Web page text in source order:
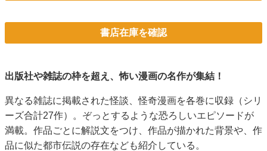
書店在庫を確認
出版社や雑誌の枠を超え、怖い漫画の名作が集結！
異なる雑誌に掲載された怪談、怪奇漫画を各巻に収録（シリ
ーズ合計27作）。ぞっとするような恐ろしいエピソードが
満載。作品ごとに解説文をつけ、作品が描かれた背景や、作
品に似た都市伝説の存在なども紹介している。